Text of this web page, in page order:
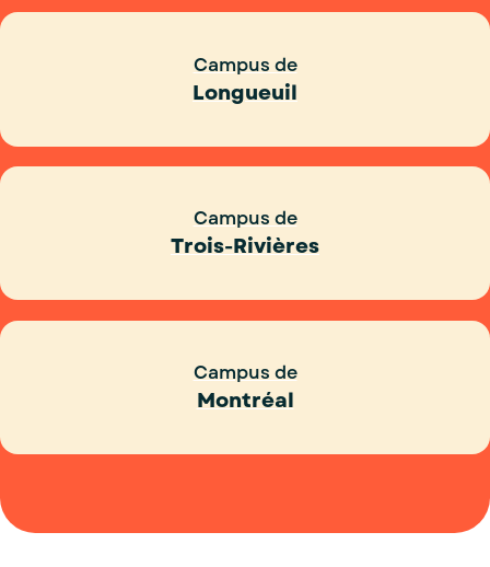
Campus de
Longueuil
Campus de
Trois-Rivières
Campus de
Montréal